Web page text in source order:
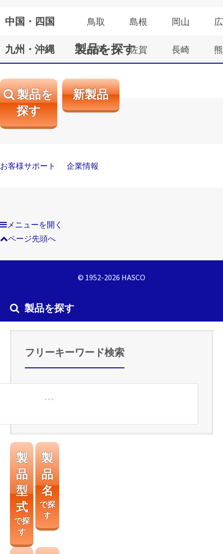
中国・四国 鳥取 島根 岡山
九州・沖縄 福岡 佐賀 長崎
製品を探す
製品を
探す
新製品
お客様サポート 企業情報
メニューを開く
ページ先頭へ
© 1952-2026 HASCO
製品を探す
フリーキーワード検索
製
品
型
式
で探
す
製
品
名
で探
す